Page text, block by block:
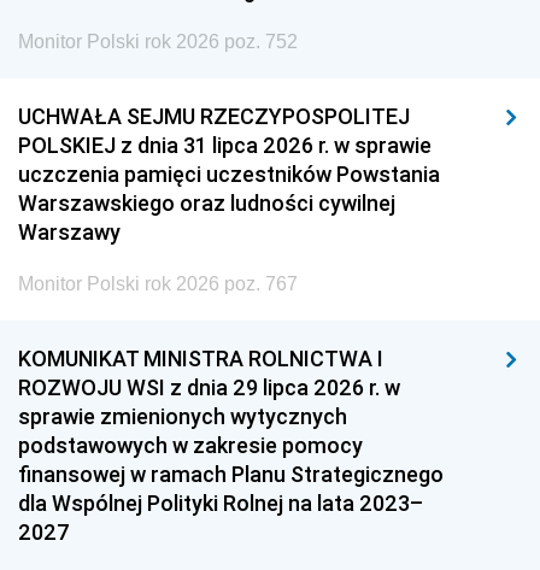
Monitor Polski rok 2026 poz. 752
UCHWAŁA SEJMU RZECZYPOSPOLITEJ
POLSKIEJ z dnia 31 lipca 2026 r. w sprawie
uczczenia pamięci uczestników Powstania
Warszawskiego oraz ludności cywilnej
Warszawy
Monitor Polski rok 2026 poz. 767
KOMUNIKAT MINISTRA ROLNICTWA I
ROZWOJU WSI z dnia 29 lipca 2026 r. w
sprawie zmienionych wytycznych
podstawowych w zakresie pomocy
finansowej w ramach Planu Strategicznego
dla Wspólnej Polityki Rolnej na lata 2023–
2027